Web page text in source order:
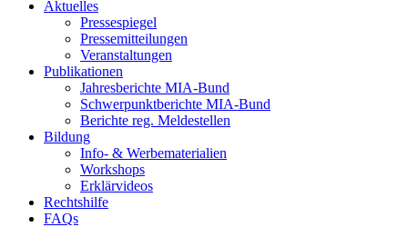
Aktuelles
Pressespiegel
Pressemitteilungen
Veranstaltungen
Publikationen
Jahresberichte MIA-Bund
Schwerpunktberichte MIA-Bund
Berichte reg. Meldestellen
Bildung
Info- & Werbematerialien
Workshops
Erklärvideos
Rechtshilfe
FAQs